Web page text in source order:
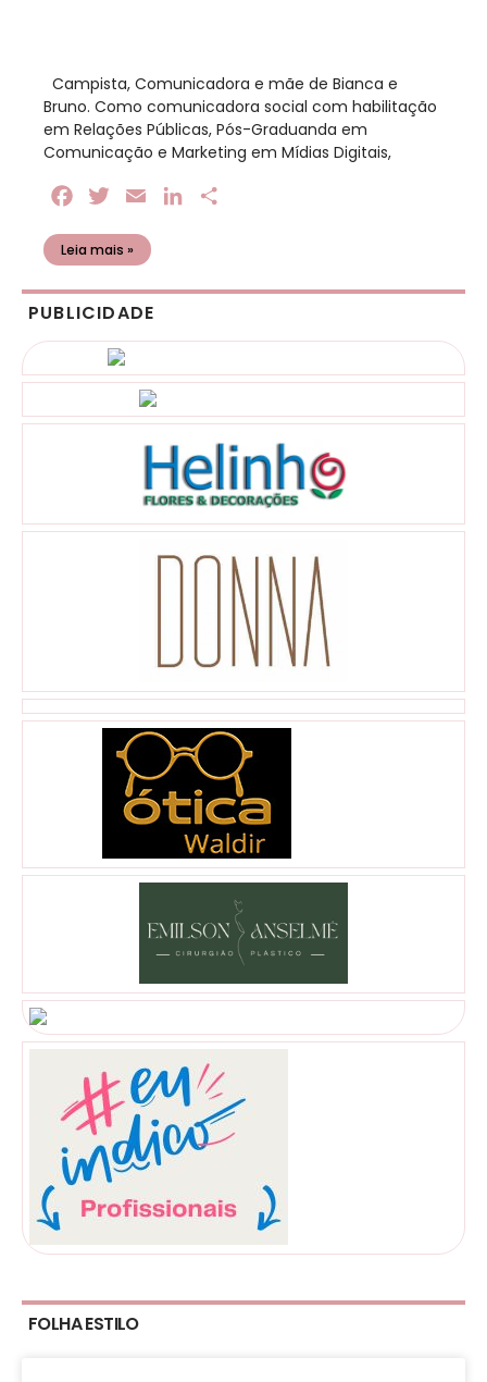
​ Campista, Comunicadora e mãe de Bianca e
Bruno. Como comunicadora social com habilitação
em Relações Públicas, Pós-Graduanda em
Comunicação e Marketing em Mídias Digitais,
FacebookTwitterEmail LinkedIn
Leia mais »
PUBLICIDADE
FOLHA ESTILO